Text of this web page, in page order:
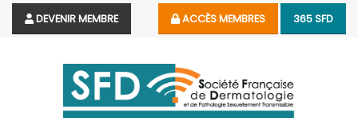
DEVENIR MEMBRE ACCÈS MEMBRES 365 SFD